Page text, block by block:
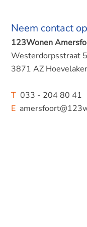
Neem contact op
123Wonen
Westerdorpsstraat
3871 AZ
T033 - 204 80 41
E